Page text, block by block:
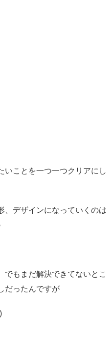
いことを一つ一つクリアにし
、デザインになっていくのは
でもまだ解決できてないとこ
だったんですが